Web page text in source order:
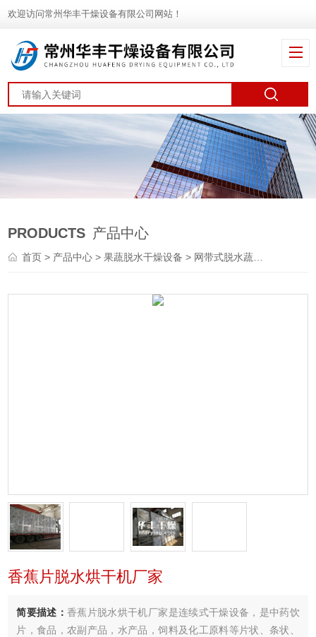
欢迎访问常州华丰干燥设备有限公司网站！
PRODUCTS 产品中心
首页> 产品中心 >果蔬脱水干燥设备 > 网带式脱水蔬菜干燥机
香蕉片脱水烘干机厂家
简要描述： 香蕉片脱水烘干机厂家是连续式干燥设备，是中药饮
片，食品，农副产品，水产品，饲料及化工原料等片状、条状、